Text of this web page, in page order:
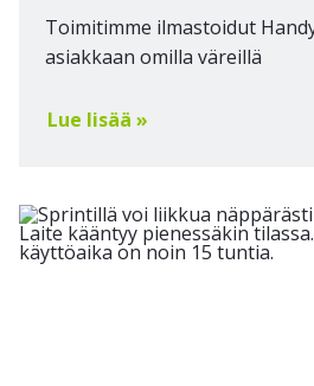
Toimitimme ilmastoidut
asiakkaan omilla väreillä
Lue lisää »